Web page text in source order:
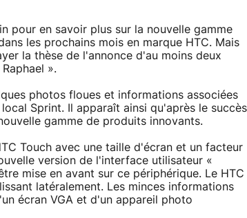
pour en savoir plus sur la nouvelle gamme
les prochains mois en marque HTC. Mais
la thèse de l'annonce d'au moins deux
».
photos floues et informations associées
Sprint. Il apparaît ainsi qu'après le succès
gamme de produits innovants.
Touch avec une taille d'écran et un facteur
version de l'interface utilisateur «
mise en avant sur ce périphérique. Le HTC
latéralement. Les minces informations
écran VGA et d'un appareil photo